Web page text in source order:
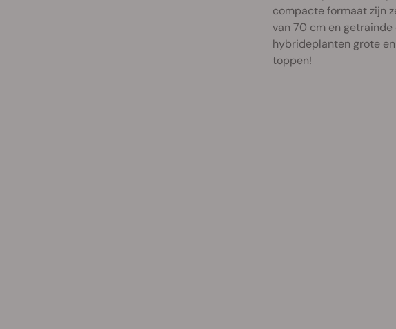
compacte formaat zijn
van 70 cm en
hybrideplanten grote
toppen!